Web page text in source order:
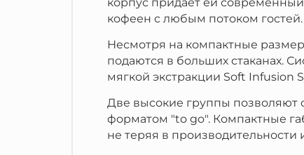
кофеен с любым потоком гостей.
Несмотря на компактные
подаются в больших стаканах.
мягкой экстракции Soft Infusion
Две высокие группы позволяют
форматом "to go". Компактные
не теряя в производительности